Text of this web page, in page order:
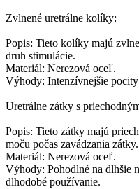
Zvlnené uretrálne kolíky:
Popis: Tieto kolíky majú
druh stimulácie.
Materiál: Nerezová oceľ.
Výhody: Intenzívnejšie
Uretrálne zátky s
Popis: Tieto zátky majú
moču počas zavádzania zátky.
Materiál: Nerezová oceľ.
Výhody: Pohodlné na dlhšie
dlhodobé používanie.